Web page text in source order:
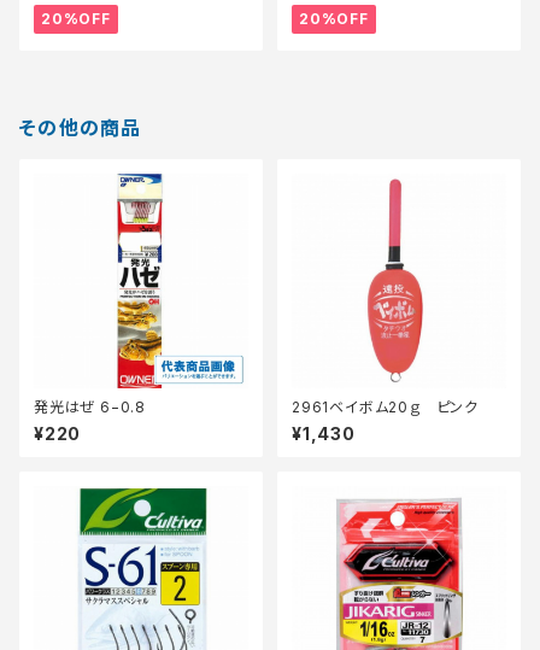
20%OFF 20%OFF
その他の商品
発光はぜ 6−0.8
¥220
2961ベイボム20ｇ ピンク
¥1,430